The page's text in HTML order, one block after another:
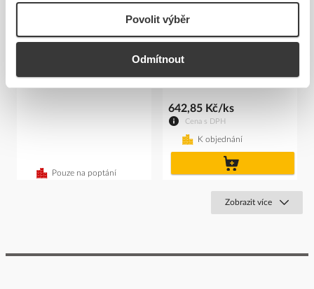
Povolit výběr
Odmítnout
Tyč DEHN 106125 3m plast
Pouze na poptání
DEHN Svorka 106319
18m...
Cena s DPH
642,85 Kč/ks
K objednání
Zobrazit více